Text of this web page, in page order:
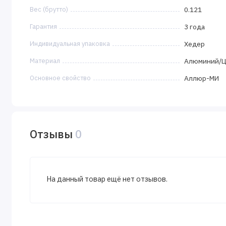
Вес (брутто) 0.121
Гарантия 3 года
Индивидуальная упаковка Хедер
Материал Алюминий/
Основное свойство Аллюр-МИ
Отзывы 0
На данный товар ещё нет отзывов.